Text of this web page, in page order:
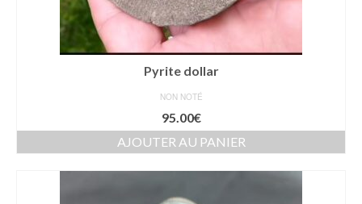
Pyrite dollar
NON NOTÉ
95.00€
AJOUTER AU PANIER